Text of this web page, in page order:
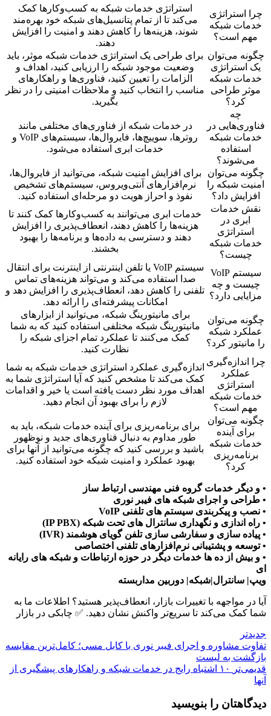
چرا استراتژی
خدمات شبکه
مهم است؟
استراتژی خدمات شبکه به کسب‌وکارها کمک
می‌کند تا از تمام پتانسیل‌های شبکه خود بهره‌مند
شوند، هزینه‌ها را کاهش دهند و امنیت را افزایش
دهند.
چگونه می‌توان
یک استراتژی
خدمات شبکه
موثر طراحی
کرد؟
برای طراحی یک استراتژی خدمات شبکه موثر، باید
وضعیت موجود شبکه را ارزیابی کنید، اهداف و
الزامات را تعیین کنید، فناوری‌ها و راهکارهای
مناسب را انتخاب کنید و ملاحظات امنیتی را در نظر
بگیرید.
چه
فناوری‌هایی در
خدمات شبکه
استفاده
می‌شوند؟
در خدمات شبکه از فناوری‌های مختلفی مانند
روترها، سوییچ‌ها، فایروال‌ها، سیستم‌های VoIP و
خدمات ابری استفاده می‌شود.
چگونه می‌توان
امنیت شبکه را
افزایش داد؟
برای افزایش امنیت شبکه، می‌توانید از فایروال‌ها،
نرم‌افزارهای آنتی‌ویروس، سیستم‌های تشخیص
نفوذ و احراز هویت دو مرحله‌ای استفاده کنید.
نقش خدمات
ابری در
استراتژی
خدمات شبکه
چیست؟
خدمات ابری می‌توانند به کسب‌وکارها کمک کنند تا
هزینه‌ها را کاهش دهند، انعطاف‌پذیری را افزایش
دهند و دسترسی به داده‌ها و برنامه‌ها را بهبود
بخشند.
سیستم VoIP
چیست و چه
مزایایی دارد؟
سیستم VoIP یا تلفن اینترنتی از اینترنت برای انتقال
صدا استفاده می‌کند و می‌تواند هزینه‌های تماس
تلفنی را کاهش دهد، انعطاف‌پذیری را افزایش دهد و
امکانات پیشرفته‌ای را ارائه دهد.
چگونه می‌توان
عملکرد شبکه
را مانیتور کرد؟
برای مانیتورینگ شبکه، می‌توانید از ابزارهای
مانیتورینگ شبکه مختلفی استفاده کنید که به شما
کمک می‌کنند تا عملکرد تمام اجزای شبکه را
نظارت کنید.
چرا اندازه‌گیری
عملکرد
استراتژی
خدمات شبکه
مهم است؟
اندازه‌گیری عملکرد استراتژی خدمات شبکه به شما
کمک می‌کند تا مشخص کنید که آیا استراتژی شما به
اهداف مورد نظر دست یافته است یا خیر و اقدامات
لازم را برای بهبود آن انجام دهید.
چگونه می‌توان
برای آینده
خدمات شبکه
برنامه‌ریزی
کرد؟
برای برنامه‌ریزی برای آینده خدمات شبکه، باید به
طور مداوم به دنبال فناوری‌های جدید و نوظهور
باشید و بررسی کنید که چگونه می‌توانید از آنها برای
بهبود عملکرد و امنیت شبکه خود استفاده کنید.
• و دیگر خدمات گروه فنی مهندسی ارتباط ساز
• طراحی و اجرای شبکه های فیبر نوری
• نصب و پیکربندی سیستم های تلفنی VoIP
• راه اندازی و نگهداری سانترال های تحت شبکه (IP PBX)
• پیاده سازی و سفارشی سازی تلفن گویای هوشمند (IVR)
• توسعه و پشتیبانی نرم‌افزارهای تلفنی اختصاصی
• و بیش از ده ها خدمات دیگر در حوزه ارتباطات و شبکه های رایانه
ای
ویپ| سانترال|شبکه| دوربین مداربسته
آیا در مواجهه با تغییرات بازار، انعطاف‌پذیر هستید؟ اطلاعات ما به
شما کمک می‌کند تا سریع‌تر واکنش نشان دهید. ✅ چابکی در بازار
جدیدتر
تفاوت مشاوره و اجرای فیبر نوری با کابل مسی؛ کامل‌ترین مقایسه
بازگشت بە لیست
قدیمی‌تر
۱۰ اشتباه رایج در خدمات شبکه و راهکارهای پیشگیری از
آنها
دیدگاهتان را بنویسید